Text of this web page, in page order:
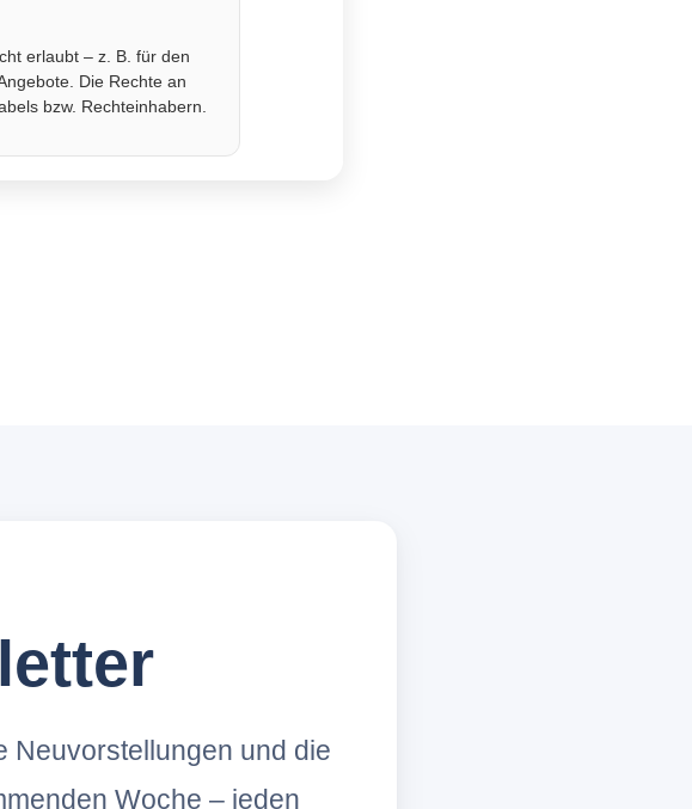
erlaubt – z. B. für den
Die Rechte an
bzw. Rechteinhabern.
Neuvorstellungen und die
Woche – jeden